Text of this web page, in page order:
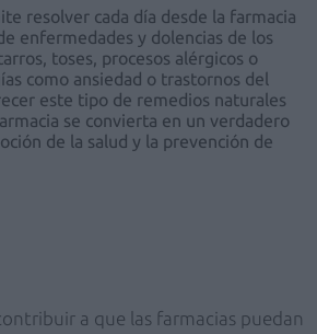
resolver cada día desde la farmacia
enfermedades y dolencias de los
toses, procesos alérgicos o
como ansiedad o trastornos del
este tipo de remedios naturales
se convierta en un verdadero
de la salud y la prevención de
a que las farmacias puedan